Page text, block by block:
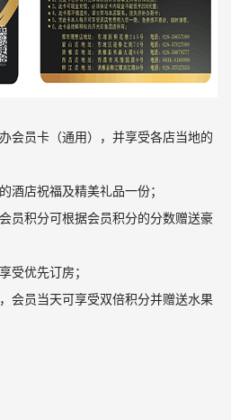
会员卡（通用），并享受各店当地的
酒店祝福及精美礼品一份；
员积分可根据会员积分的分数赠送豪
受优先订房；
会员当天可享受双倍积分并赠送水果